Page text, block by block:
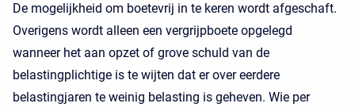
De mogelijkheid om boetevrij in te keren wordt afgeschaft.
Overigens wordt alleen een vergrijpboete opgelegd
wanneer het aan opzet of grove schuld van de
belastingplichtige is te wijten dat er over eerdere
belastingjaren te weinig belasting is geheven. Wie per